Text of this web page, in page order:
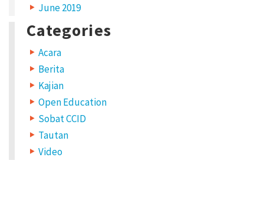
June 2019
Categories
Acara
Berita
Kajian
Open Education
Sobat CCID
Tautan
Video